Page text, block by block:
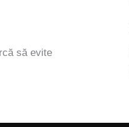
să evite